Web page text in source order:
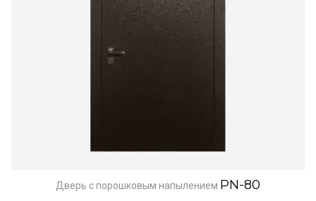
Дверь с порошковым напылением PN-80